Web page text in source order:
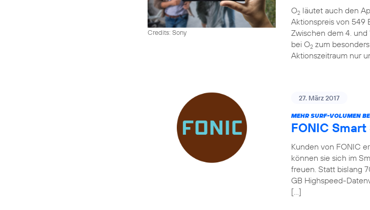
Credits: Sony
O2 läutet auch den
Aktionspreis von 549
Zwischen dem 4. und
bei O2 zum
Aktionszeitraum nur
27. März 2017
MEHR SURF-VOLUMEN
FONIC
Kunden von FONIC
können sie sich im
freuen. Statt bislang
GB Highspeed-
[…]